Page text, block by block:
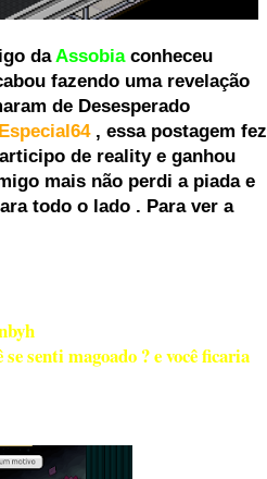
daAssobia conheceu
fazendo uma revelação
de Desesperado
Especial64 , essa postagem fez
de reality e ganhou
mais não perdi a piada e
todo o lado . Para ver a
senti magoado ? e você ficaria